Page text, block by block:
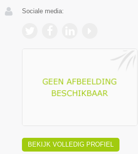
Sociale media:
BEKIJK VOLLEDIG PROFIEL